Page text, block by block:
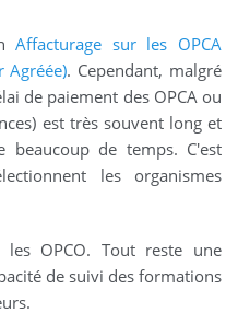
Affacturage sur les OPCA
Agréée). Cependant, malgré
de paiement des OPCA ou
est très souvent long et
beaucoup de temps. C'est
les organismes
OPCO. Tout reste une
de suivi des formations